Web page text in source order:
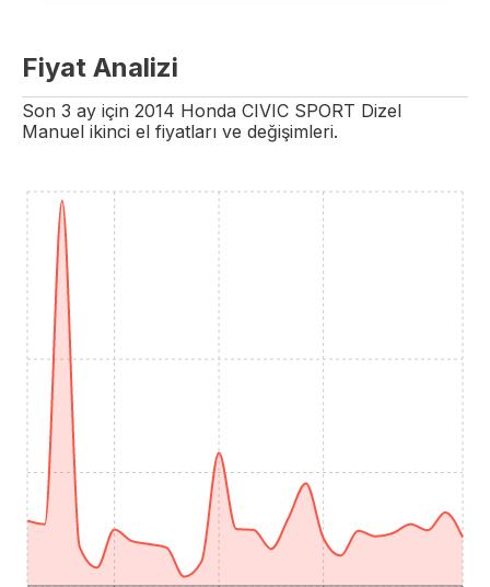
Fiyat Analizi
Son 3 ay için 2014 Honda CIVIC SPORT Dizel
Manuel ikinci el fiyatları ve değişimleri.